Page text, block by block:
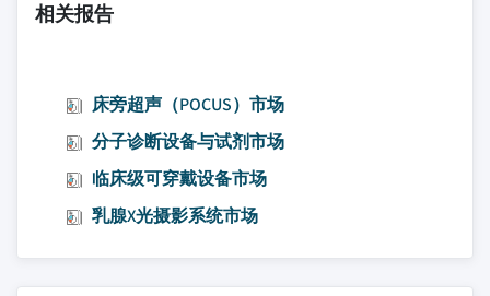
相关报告
床旁超声（POCUS）市场
分子诊断设备与试剂市场
临床级可穿戴设备市场
乳腺X光摄影系统市场